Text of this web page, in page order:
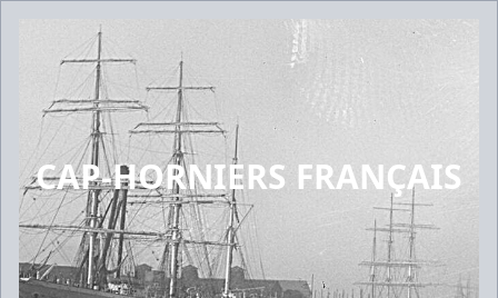
CAP-HORNIERS FRANÇAIS